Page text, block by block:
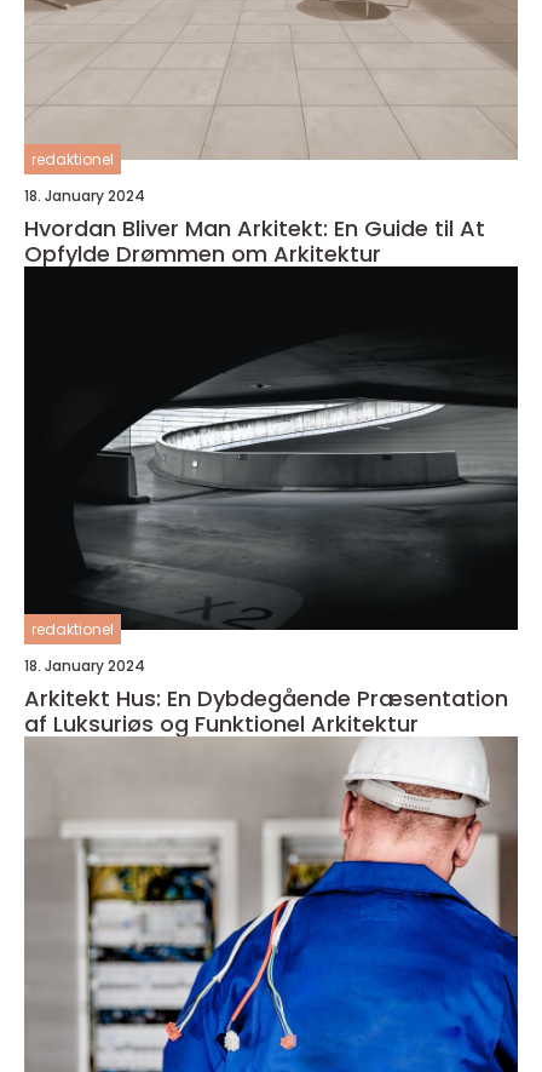
redaktionel
18. January 2024
Hvordan Bliver Man Arkitekt: En Guide til At
Opfylde Drømmen om Arkitektur
redaktionel
18. January 2024
Arkitekt Hus: En Dybdegående Præsentation
af Luksuriøs og Funktionel Arkitektur